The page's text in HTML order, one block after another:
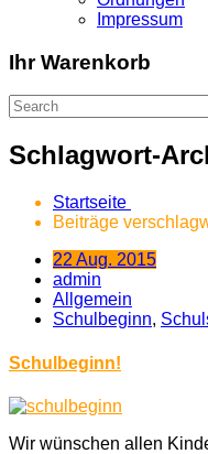
Impressum
Ihr Warenkorb
Schlagwort-
Startseite
Beiträge
22 Aug. 2015
admin
Allgemein
Schulbeginn,
Schulbeginn!
Wir wünschen allen